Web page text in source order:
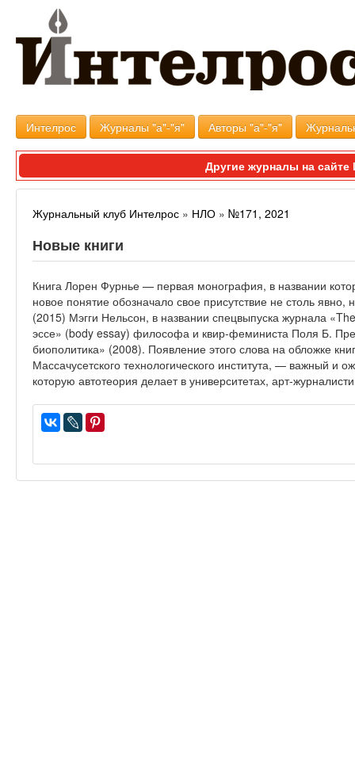
Интелрос Журналы "а"-"я" Авторы "а"-"я"
Другие журналы на
Журнальный клуб Интелрос » НЛО » №171, 2021
Новые книги
Книга Лорен Фурнье — первая монография, в названии
новое понятие обозначало свое присутствие не столь
(2015) Мэгги Нельсон, в названии спецвыпуска журнала
эссе» (body essay) философа и квир-феминиста Поля Б.
биополитика» (2008). Появление этого слова на обложке
Массачусетского технологического института, — важный и
которую автотеория делает в университетах, арт-